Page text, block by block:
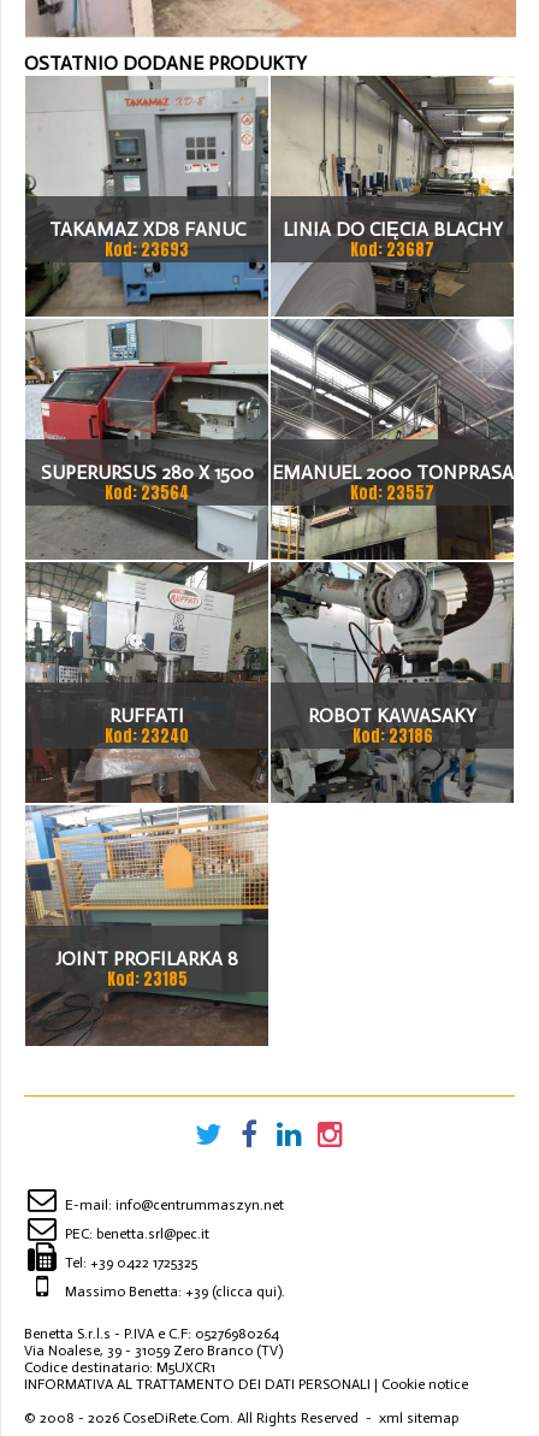
OSTATNIO DODANE PRODUKTY
TAKAMAZ XD8 FANUC
21ITA TOKARKA CNC
Kod: 23693
LINIA DO CIĘCIA BLACHY
1.500 X 1,5 (2,5) MM
Kod: 23687
SUPERURSUS 280 X 1500
TOKARKA
Kod: 23564
EMANUEL 2000 TONPRASA
HYDRAULICZNA 3200 X
2000
Kod: 23557
RUFFATI
Kod: 23240
ROBOT KAWASAKY
Kod: 23186
JOINT PROFILARKA 8
STACJI
Kod: 23185
E-mail: info@centrummaszyn.net
PEC: benetta.srl@pec.it
Tel: +39 0422 1725325
Massimo Benetta: +39 (clicca qui).
Benetta S.r.l.s - P.IVA e C.F: 05276980264
Via Noalese, 39 - 31059 Zero Branco (TV)
Codice destinatario: M5UXCR1
INFORMATIVA AL TRATTAMENTO DEI DATI PERSONALI | Cookie notice
© 2008 - 2026 CoseDiRete.Com. All Rights Reserved - xml sitemap